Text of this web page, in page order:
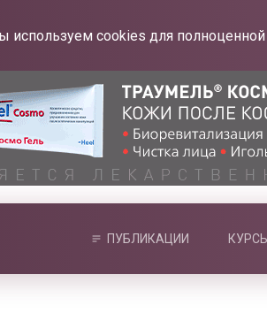
используем cookies для полноценной
ПУБЛИКАЦИИ КУРСЫ